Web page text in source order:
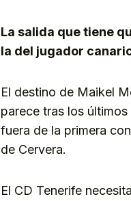
La salida que tiene
la del jugador
El destino de Maikel
parece tras los
fuera de la primera
de Cervera.
El CD Tenerife